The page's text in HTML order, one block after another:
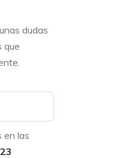
dudas
que
en las